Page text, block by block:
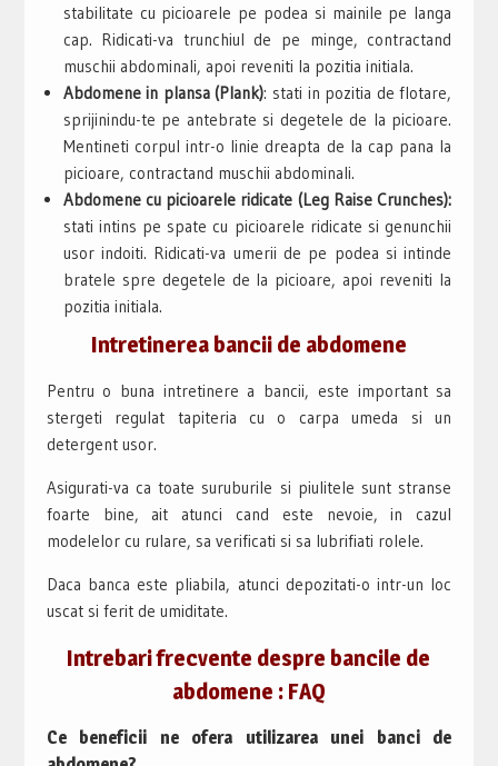
stabilitate cu picioarele pe podea si mainile pe langa
cap. Ridicati-va trunchiul de pe minge, contractand
muschii abdominali, apoi reveniti la pozitia initiala.
Abdomene in plansa (Plank): stati in pozitia de flotare,
sprijinindu-te pe antebrate si degetele de la picioare.
Mentineti corpul intr-o linie dreapta de la cap pana la
picioare, contractand muschii abdominali.
Abdomene cu picioarele ridicate (Leg Raise Crunches):
stati intins pe spate cu picioarele ridicate si genunchii
usor indoiti. Ridicati-va umerii de pe podea si intinde
bratele spre degetele de la picioare, apoi reveniti la
pozitia initiala.
Intretinerea bancii de abdomene
Pentru o buna intretinere a bancii, este important sa
stergeti regulat tapiteria cu o carpa umeda si un
detergent usor.
Asigurati-va ca toate suruburile si piulitele sunt stranse
foarte bine, ait atunci cand este nevoie, in cazul
modelelor cu rulare, sa verificati si sa lubrifiati rolele.
Daca banca este pliabila, atunci depozitati-o intr-un loc
uscat si ferit de umiditate.
Intrebari frecvente despre bancile de
abdomene : FAQ
Ce beneficii ne ofera utilizarea unei banci de